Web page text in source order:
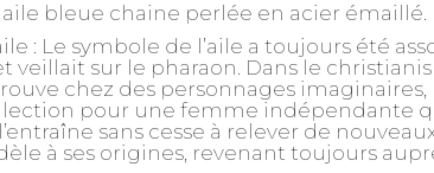
bleue chaine perlée en acier émaillé.
: Le symbole de l’aile a toujours été
veillait sur le pharaon. Dans le
chez des personnages
pour une femme indépendante
sans cesse à relever de
à ses origines, revenant toujours